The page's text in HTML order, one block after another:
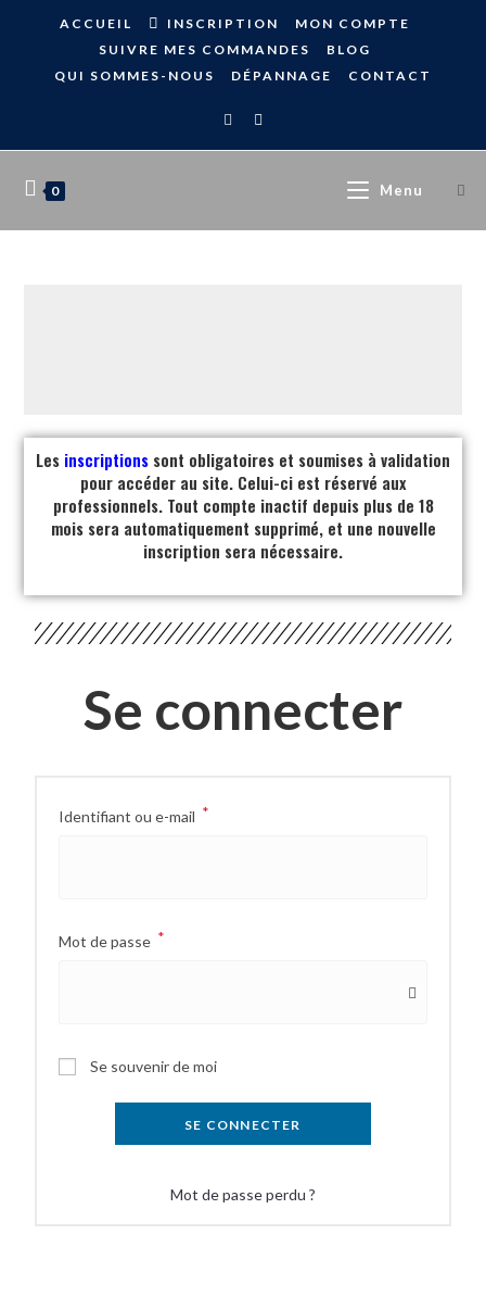
ACCUEIL INSCRIPTION
MON COMPTE
SUIVRE MES COMMANDES
BLOG
QUI SOMMES-NOUS
DÉPANNAGE CONTACT
0 Menu
Les inscriptions sont obligatoires et soumises à validation
pour accéder au site. Celui-ci est réservé aux
professionnels. Tout compte inactif depuis plus de 18
mois sera automatiquement supprimé, et une nouvelle
inscription sera nécessaire.
Se connecter
Identifiant ou e-mail *
Mot de passe *
A
Se souvenir de moi
SE CONNECTER
Mot de passe perdu ?